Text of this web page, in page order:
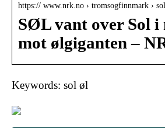
https:// www.nrk.no › tromsogfinnmark ›
SØL vant over Sol i
mot ølgiganten –
Keywords: sol øl